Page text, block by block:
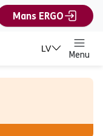
Mans ERGO
LV
Menu